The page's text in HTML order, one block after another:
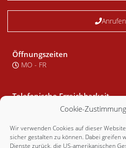
Cookie-
Wir verwenden Cookies auf dieser
sicher gestalten zu können. Dabei greifen
Dienste zurück, die US-amerikanischen
Anrufen
Öffnungszeiten
MO - FR
Telefonische Erreichbarkeit
Navigation